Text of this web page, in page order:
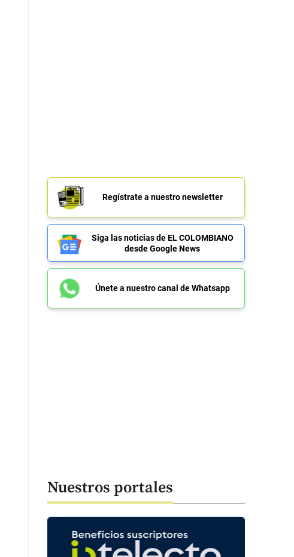
Regístrate a nuestro newsletter
Siga las noticias de EL COLOMBIANO
desde Google News
Únete a nuestro canal de Whatsapp
Nuestros portales